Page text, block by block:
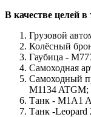
В качестве целей
Грузовой
Колёсный
Гаубица -
Самоходная
Самоходный
M1134 ATGM;
Танк - M1A1
Танк -Leopard